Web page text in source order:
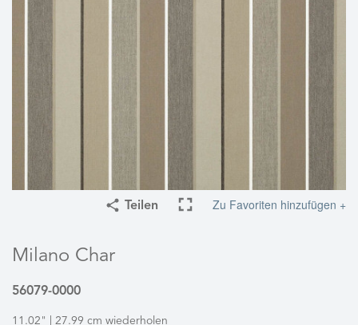
Teilen Zu Favoriten hinzufügen +
Milano Char
56079-0000
11.02" | 27.99 cm wiederholen